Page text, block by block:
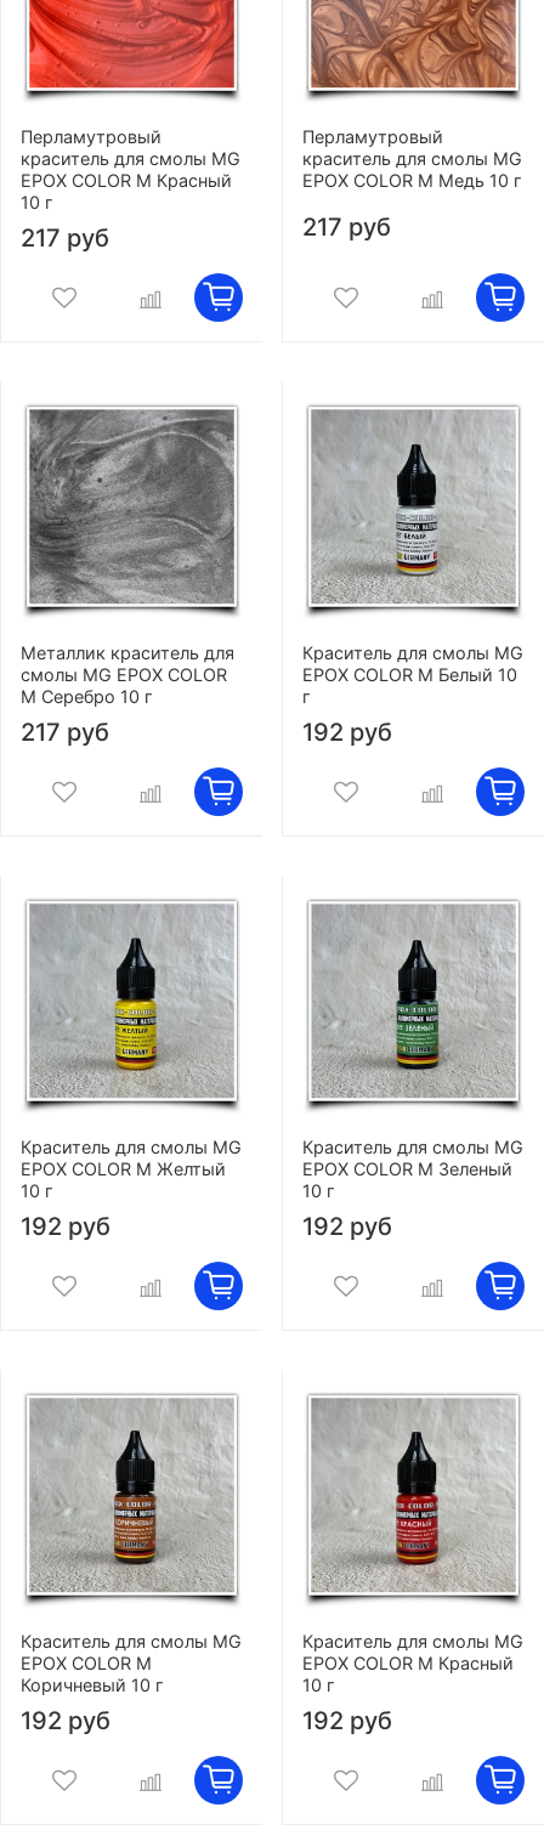
Перламутровый
краситель для смолы MG
EPOX COLOR M Красный
10 г
217 руб
Перламутровый
краситель для смолы MG
EPOX COLOR M Медь 10 г
217 руб
Металлик краситель для
смолы MG EPOX COLOR
M Серебро 10 г
217 руб
Краситель для смолы MG
EPOX COLOR M Белый 10
г
192 руб
Краситель для смолы MG
EPOX COLOR M Желтый
10 г
192 руб
Краситель для смолы MG
EPOX COLOR M Зеленый
10 г
192 руб
Краситель для смолы MG
EPOX COLOR M
Коричневый 10 г
192 руб
Краситель для смолы MG
EPOX COLOR M Красный
10 г
192 руб